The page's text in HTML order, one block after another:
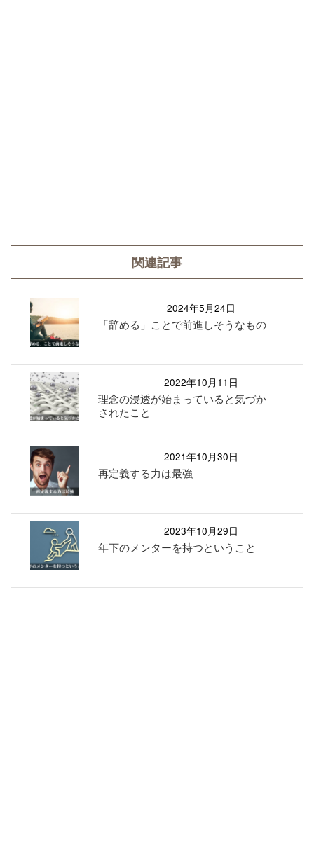
関連記事
2024年5月24日
「辞める」ことで前進しそうなもの
2022年10月11日
理念の浸透が始まっていると気づか
されたこと
2021年10月30日
再定義する力は最強
2023年10月29日
年下のメンターを持つということ